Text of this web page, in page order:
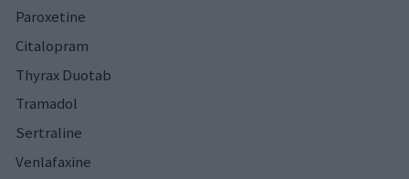
Paroxetine
Citalopram
Thyrax Duotab
Tramadol
Sertraline
Venlafaxine